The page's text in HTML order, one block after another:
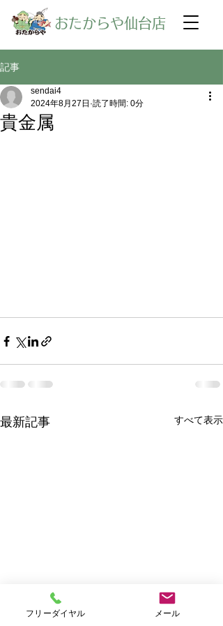
​おたからや仙台店
記事
貴金属
sendai4
2024年8月27日 読了時間: 0分
最新記事 すべて表示
フリーダイヤル メール